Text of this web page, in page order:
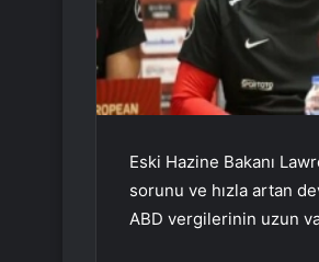
Eski Hazine Bakanı
sorunu ve hızla artan
ABD vergilerinin uzun